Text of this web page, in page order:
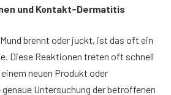
und Kontakt-Dermatitis
brennt oder juckt, ist das oft ein
Diese Reaktionen treten oft schnell
neuen Produkt oder
Untersuchung der betroffenen